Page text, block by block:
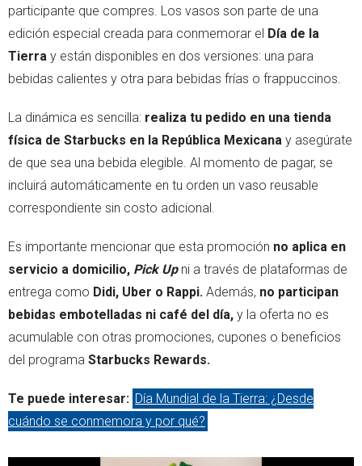
participante que compres. Los vasos son parte de una
edición especial creada para conmemorar el Día de la
Tierra y están disponibles en dos versiones: una para
bebidas calientes y otra para bebidas frías o frappuccinos.
La dinámica es sencilla: realiza tu pedido en una tienda
física de Starbucks en la República Mexicana y asegúrate
de que sea una bebida elegible. Al momento de pagar, se
incluirá automáticamente en tu orden un vaso reusable
correspondiente sin costo adicional.
Es importante mencionar que esta promoción no aplica en
servicio a domicilio, Pick Upni a través de plataformas de
entrega como Didi, Uber o Rappi. Además, no participan
bebidas embotelladas ni café del día, y la oferta no es
acumulable con otras promociones, cupones o beneficios
del programa Starbucks Rewards.
Te puede interesar: Día Mundial de la Tierra: ¿Desde
cuándo se conmemora y por qué?